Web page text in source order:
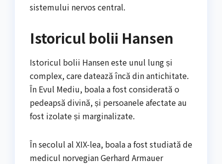
sistemului nervos central.
Istoricul bolii Hansen
Istoricul bolii Hansen este unul lung și
complex, care datează încă din antichitate.
În Evul Mediu, boala a fost considerată o
pedeapsă divină, și persoanele afectate au
fost izolate și marginalizate.
În secolul al XIX-lea, boala a fost studiată de
medicul norvegian Gerhard Armauer